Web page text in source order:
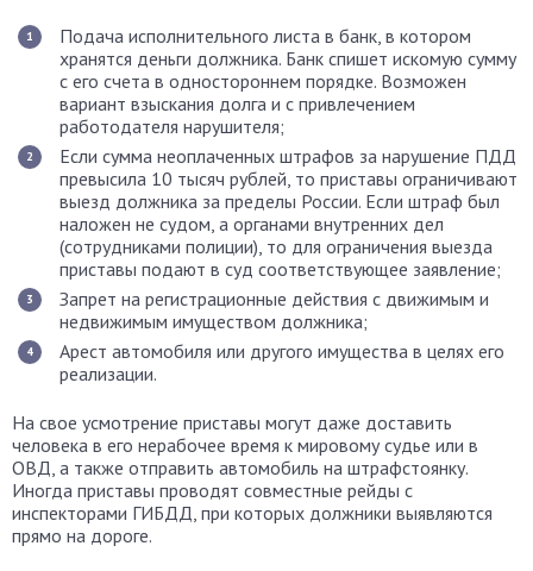
Подача исполнительного листа в банк, в котором
хранятся деньги должника. Банк спишет искомую сумму
с его счета в одностороннем порядке. Возможен
вариант взыскания долга и с привлечением
работодателя нарушителя;
Если сумма неоплаченных штрафов за нарушение ПДД
превысила 10 тысяч рублей, то приставы ограничивают
выезд должника за пределы России. Если штраф был
наложен не судом, а органами внутренних дел
(сотрудниками полиции), то для ограничения выезда
приставы подают в суд соответствующее заявление;
Запрет на регистрационные действия с движимым и
недвижимым имуществом должника;
Арест автомобиля или другого имущества в целях его
реализации.
На свое усмотрение приставы могут даже доставить
человека в его нерабочее время к мировому судье или в
ОВД, а также отправить автомобиль на штрафстоянку.
Иногда приставы проводят совместные рейды с
инспекторами ГИБДД, при которых должники выявляются
прямо на дороге.